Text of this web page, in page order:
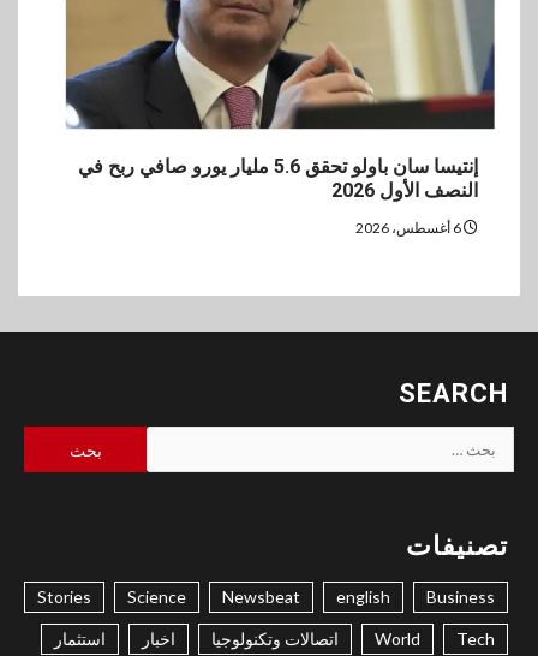
إنتيسا سان باولو تحقق 5.6 مليار يورو صافي ربح في
النصف الأول 2026
SEARCH
البحث
عن:
تصنيفات
Business
english
Newsbeat
Science
Stories
Tech
World اتصالات وتكنولوجيا اخبار استثمار